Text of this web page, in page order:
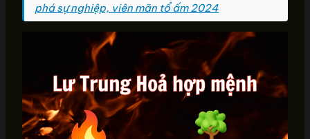
phá sự nghiệp, viên mãn tổ ấm 2024